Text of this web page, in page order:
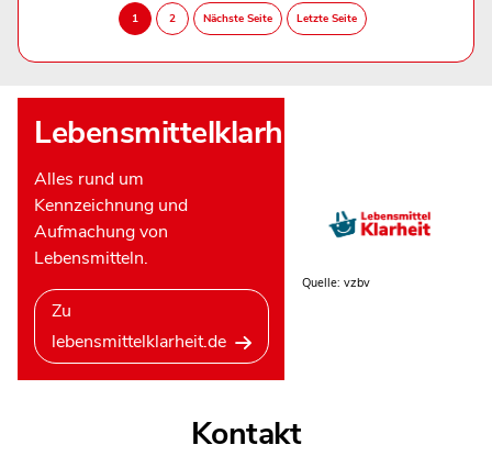
Lebensmittelklarheit
Alles rund um
Kennzeichnung und
Aufmachung von
Lebensmitteln.
Zu
lebensmittelklarheit.de
Quelle: vzbv
Kontakt